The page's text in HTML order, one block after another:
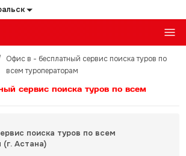
Офис в - бесплатный сервис поиска туров по
всем туроператорам
сервис поиска туров по всем
поиска туров по всем
Астана)